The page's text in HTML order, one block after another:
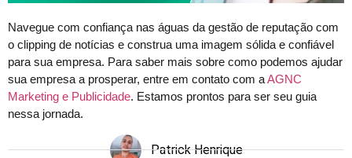
Navegue com confiança nas águas da gestão de reputação com
o clipping de notícias e construa uma imagem sólida e confiável
para sua empresa. Para saber mais sobre como podemos ajudar
sua empresa a prosperar, entre em contato com aAGNC
Marketing e Publicidade. Estamos prontos para ser seu guia
nessa jornada.
Patrick Henrique